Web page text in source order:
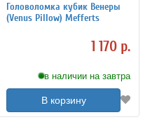
Головоломка кубик Венеры
(Venus Pillow) Mefferts
1 170 р.
в наличии на завтра
В корзину